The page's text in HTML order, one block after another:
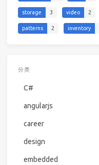
storage 3 video 2
patterns 2 inventory
分类
C#
angularjs
career
design
embedded